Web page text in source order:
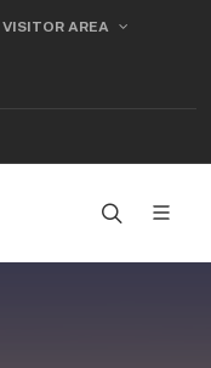
VISITOR AREA